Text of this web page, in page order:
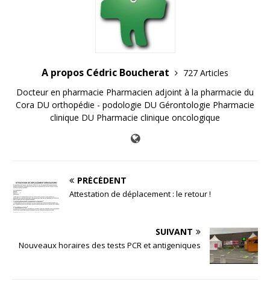
A propos Cédric Boucherat
727 Articles
Docteur en pharmacie Pharmacien adjoint à la pharmacie du
Cora DU orthopédie - podologie DU Gérontologie Pharmacie
clinique DU Pharmacie clinique oncologique
PRÉCÉDENT
Attestation de déplacement : le retour !
SUIVANT
Nouveaux horaires des tests PCR et antigeniques